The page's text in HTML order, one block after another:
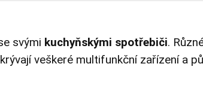
svými kuchyňskými spotřebiči.
veškeré multifunkční zařízení a